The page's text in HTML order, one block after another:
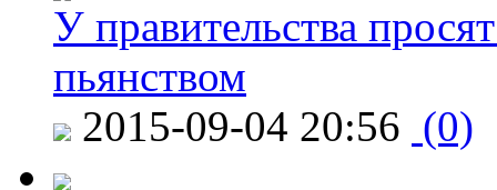
У правительства
пьянством
2015-09-04 20:56 (0)